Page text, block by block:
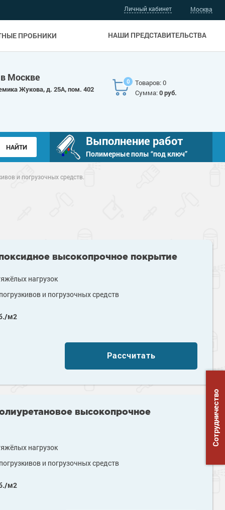
Личный кабинет
НАШИ ПРЕДСТАВИТЕЛЬСТВА
ПРОБНИКИ
Москва
Москве
Жукова, д. 25А, пом. 402
0
Товаров: 0
Сумма:0 руб.
Выполнение работ
Полимерные полы “под ключ”
и погрузочных средств.
высокопрочное покрытие
нагрузок
и погрузочных средств
м2
Рассчитать
высокопрочное
нагрузок
и погрузочных средств
м2
Сотрудничество